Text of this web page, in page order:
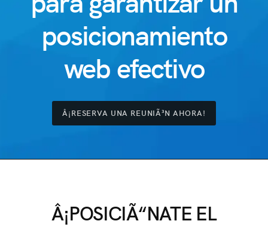
posicionamiento
web efectivo
Â¡RESERVA UNA REUNIÃ³N AHORA!
Â¡POSICIÃ“NATE EL